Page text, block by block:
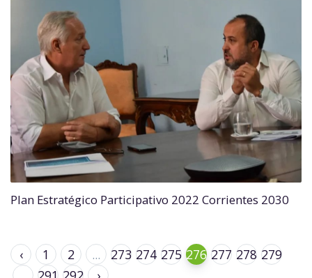
Plan Estratégico Participativo 2022 Corrientes 2030
‹ 1 2 ... 273 274 275 276 277 278 279